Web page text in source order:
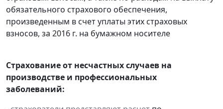
обязательного страхового обеспечения,
произведенным в счет уплаты этих страховых
взносов, за 2016 г. на бумажном носителе
Страхование от несчастных случаев на
производстве и профессиональных
заболеваний: